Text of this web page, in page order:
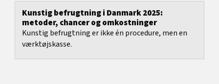
Kunstig befrugtning i Danmark 2025:
metoder, chancer og omkostninger
Kunstig befrugtning er ikke én procedure, men en
værktøjskasse.